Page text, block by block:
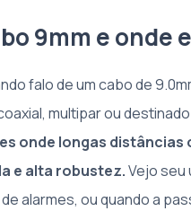
9mm e onde
falo de um cabo de
multipar ou
onde longas distâncias
e alta robustez.Vejo seu
alarmes, ou quando a